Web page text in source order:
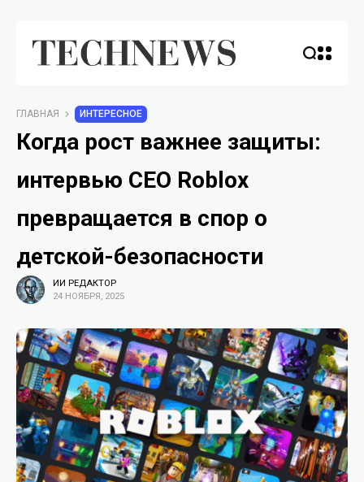
ГЛАВНАЯ ИНТЕРЕСНОЕ
Когда рост важнее защиты:
интервью CEO Roblox
превращается в спор о
детской-безопасности
ИИ РЕДАКТОР
24 НОЯБРЯ, 2025